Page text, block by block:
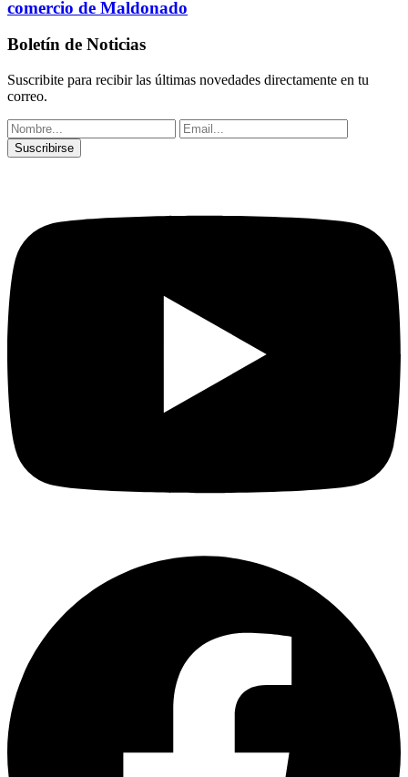
comercio de Maldonado
Boletín de Noticias
Suscribite para recibir las últimas novedades directamente en tu
correo.
Suscribirse